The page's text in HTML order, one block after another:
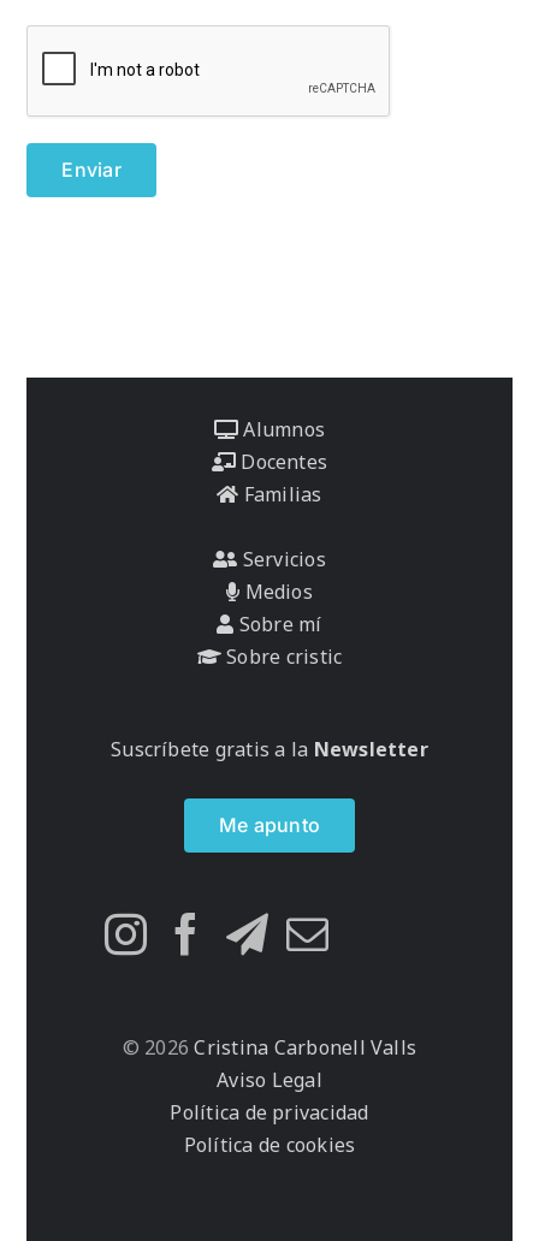
Alumnos
Docentes
Familias
Servicios
Medios
Sobre mí
Sobre cristic
Suscríbete gratis a la Newsletter
Me apunto
© 2026 Cristina Carbonell Valls
Aviso Legal
Política de privacidad
Política de cookies